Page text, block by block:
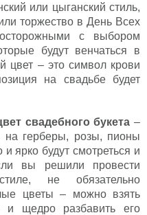
или цыганский стиль,
торжество в День Всех
с выбором
будут венчаться в
цвет – это символ крови
на свадьбе будет
свадебного букета –
на герберы, розы, пионы
ярко будут смотреться и
вы решили провести
не обязательно
цветы – можно взять
и щедро разбавить его